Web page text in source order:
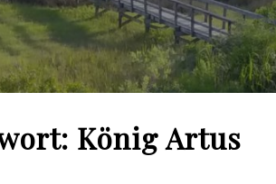
König Artus